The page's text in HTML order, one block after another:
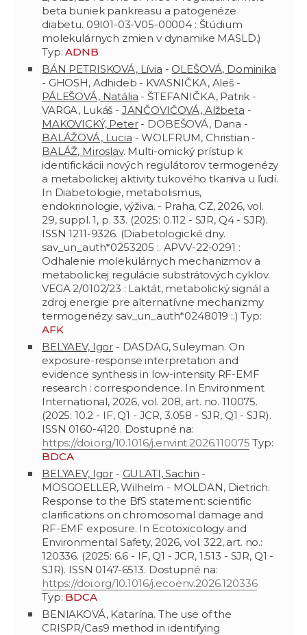
beta buniek pankreasu a patogenéze
diabetu. 09I01-03-V05-00004 : Štúdium
molekulárnych zmien v dynamike MASLD.)
Typ:ADNB
BÁN PETRISKOVÁ, Lívia - OLEŠOVÁ, Dominika
- GHOSH, Adhideb - KVASNIČKA, Aleš -
PÁLEŠOVÁ, Natália - ŠTEFANIČKA, Patrik -
VARGA, Lukáš - JANČOVIČOVÁ, Alžbeta -
MAKOVICKÝ, Peter- DOBEŠOVÁ, Dana -
BALÁŽOVÁ, Lucia - WOLFRUM, Christian -
BALÁŽ, Miroslav. Multi-omický prístup k
identifickácii nových regulátorov termogenézy
a metabolickej aktivity tukového tkaniva u ľudí.
In Diabetologie, metabolismus,
endokrinologie, výživa. - Praha, CZ, 2026, vol.
29, suppl. 1, p. 33. (2025: 0.112 - SJR, Q4 - SJR).
ISSN 1211-9326. (Diabetologické dny.
sav_un_auth*0253205 :. APVV-22-0291 :
Odhalenie molekulárnych mechanizmov a
metabolickej regulácie substrátových cyklov.
VEGA 2/0102/23 : Laktát, metabolický signál a
zdroj energie pre alternatívne mechanizmy
termogenézy. sav_un_auth*0248019 :.) Typ:
AFK
BELYAEV, Igor - DASDAG, Suleyman. On
exposure-response interpretation and
evidence synthesis in low-intensity RF-EMF
research : correspondence. In Environment
International, 2026, vol. 208, art. no. 110075.
(2025: 10.2 - IF, Q1 - JCR, 3.058 - SJR, Q1 - SJR).
ISSN 0160-4120. Dostupné na:
https://doi.org/10.1016/j.envint.2026.110075 Typ:
BDCA
BELYAEV, Igor - GULATI, Sachin -
MOSGOELLER, Wilhelm - MOLDAN, Dietrich.
Response to the BfS statement: scientific
clarifications on chromosomal damage and
RF-EMF exposure. In Ecotoxicology and
Environmental Safety, 2026, vol. 322, art. no.:
120336. (2025: 6.6 - IF, Q1 - JCR, 1.513 - SJR, Q1 -
SJR). ISSN 0147-6513. Dostupné na:
https://doi.org/10.1016/j.ecoenv.2026.120336
Typ: BDCA
BENIAKOVÁ, Katarína. The use of the
CRISPR/Cas9 method in identifying